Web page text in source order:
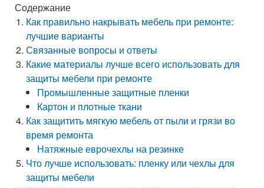
Содержание
Как правильно накрывать мебель при ремонте:
лучшие варианты
Связанные вопросы и ответы
Какие материалы лучше всего использовать для
защиты мебели при ремонте
Промышленные защитные пленки
Картон и плотные ткани
Как защитить мягкую мебель от пыли и грязи во
время ремонта
Натяжные еврочехлы на резинке
Что лучше использовать: пленку или чехлы для
защиты мебели